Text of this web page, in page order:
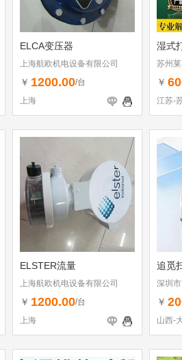
ELCA变压器
上海航欧机电设备有限公司
￥ 1200.00/台
上海
湿式
苏州
￥
江苏-
ELSTER流量
上海航欧机电设备有限公司
￥ 1200.00/台
上海
追觅
深圳
（个
￥
山西-